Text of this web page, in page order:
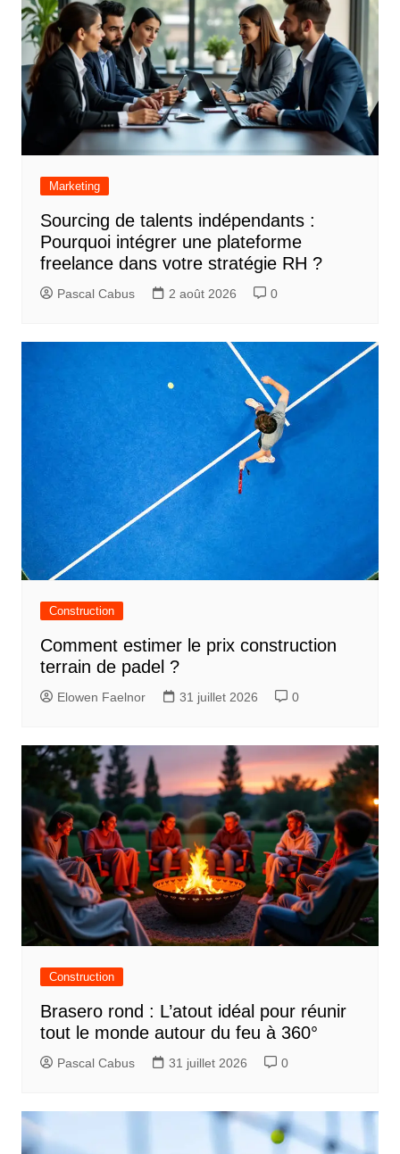
Marketing
Sourcing de talents indépendants :
Pourquoi intégrer une plateforme
freelance dans votre stratégie RH ?
Pascal Cabus 2 août 2026 0
Construction
Comment estimer le prix construction
terrain de padel ?
Elowen Faelnor 31 juillet 2026 0
Construction
Brasero rond : L’atout idéal pour réunir
tout le monde autour du feu à 360°
Pascal Cabus 31 juillet 2026 0